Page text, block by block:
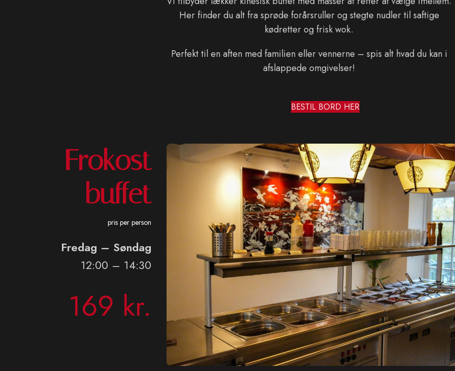
Her finder du alt fra sprøde forårsruller og stegte nudler til saftige
kødretter og frisk wok.
Perfekt til en aften med familien eller vennerne – spis alt hvad du kan i
afslappede omgivelser!
BESTIL BORD HER
Frokost
buffet
pris per person
Fredag – Søndag
12:00 – 14:30
169 kr.